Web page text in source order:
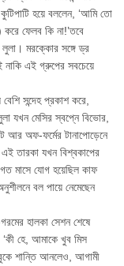
হয়ে বললেন, ‘আমি তো
করে ফেলব কি না!’তবে
লুলা। মরক্কোর সঙ্গে ড্র
নাকি এই গ্রুপের সবচেয়ে
সন্দেহ প্রকাশ করে,
যখন মেসির স্বপ্নে বিভোর,
আর অফ-ফর্মের টানাপোড়েনে
তারকা যখন বিশ্বকাপের
মাসে যোগ হয়েছিল কাফ
বল পায়ে নেমেছেন
হালকা সেশন শেষে
‘কী হে, আমাকে খুব মিস
শান্তি আনলেও, আগামী